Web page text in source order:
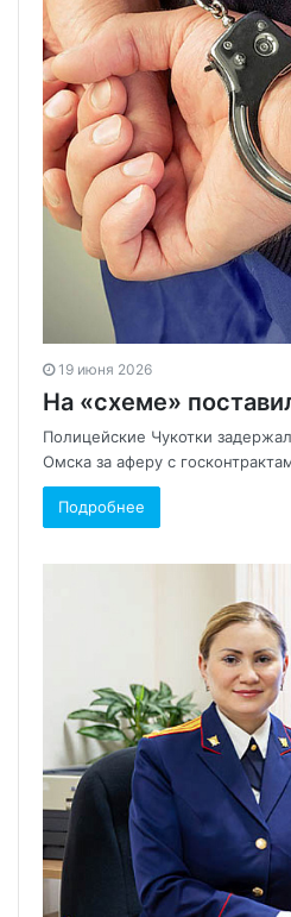
19 июня 2026
На «схеме»
Полицейские Чукотки
Омска за аферу с
Подробнее